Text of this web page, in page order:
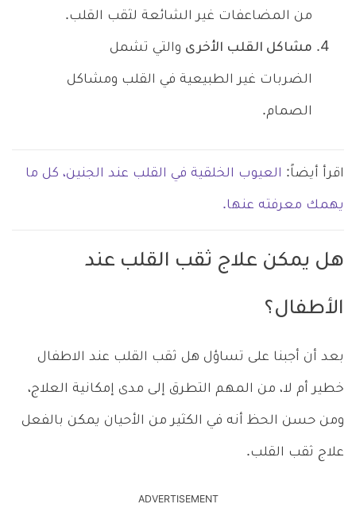
من المضاعفات غير الشائعة لثقب القلب.
مشاكل القلب الأخرى والتي تشمل
الضربات غير الطبيعية في القلب ومشاكل
الصمام.
اقرأ أيضاً: العيوب الخلقية في القلب عند الجنين، كل ما
يهمك معرفته عنها.
هل يمكن علاج ثقب القلب عند
الأطفال؟
بعد أن أجبنا على تساؤل هل ثقب القلب عند الاطفال
خطير أم لا، من المهم التطرق إلى مدى إمكانية العلاج،
ومن حسن الحظ أنه في الكثير من الأحيان يمكن بالفعل
علاج ثقب القلب.
ADVERTISEMENT